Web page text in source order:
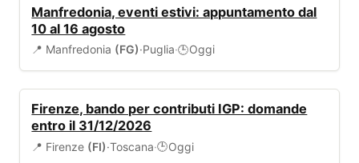
Manfredonia, eventi estivi: appuntamento dal
10 al 16 agosto
📍 Manfredonia (FG)·Puglia·🕒Oggi
Firenze, bando per contributi IGP: domande
entro il 31/12/2026
📍 Firenze (FI)·Toscana·🕒Oggi